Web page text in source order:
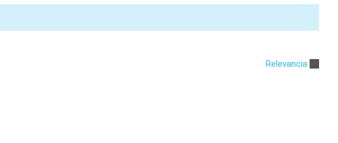
Relevancia